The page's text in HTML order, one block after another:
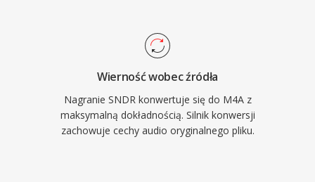
Wierność wobec źródła
Nagranie SNDR konwertuje się do M4A z
maksymalną dokładnością. Silnik konwersji
zachowuje cechy audio oryginalnego pliku.